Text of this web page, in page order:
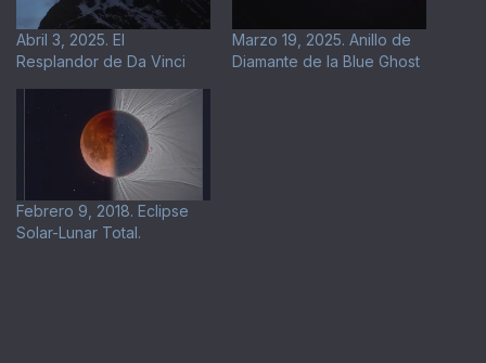
Abril 3, 2025. El
Resplandor de Da Vinci
Marzo 19, 2025. Anillo de
Diamante de la Blue Ghost
Febrero 9, 2018. Eclipse
Solar-Lunar Total.